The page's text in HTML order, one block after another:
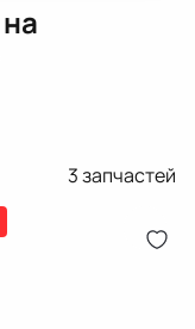
на
3запчастей